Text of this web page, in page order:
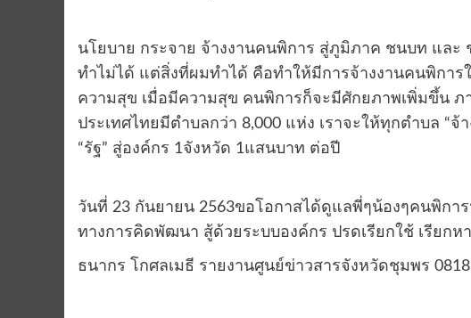
นโยบาย กระจาย จ้างงานคนพิการ สู่ภูมิภาค ชนบท แล
ทำไม่ได้ แต่สิ่งที่ผมทำได้ คือทำให้มีการจ้างงานคนพิการ
ความสุข เมื่อมีความสุข คนพิการก็จะมีศักยภาพเพิ่มขึ้น ภ
ประเทศไทยมีตำบลกว่า 8,000 แห่ง เราจะให้ทุกตำบล “
“รัฐ” สู่องค์กร 1จังหวัด 1แสนบาท ต่อปี
วันที่ 23 กันยายน 2563ขอโอกาสได้ดูแลพี่ๆน้องๆคนพิกา
ทางการคิดพัฒนา สู้ด้วยระบบองค์กร ปรดเรียกใช้ เรียก
ธนากร โกศลเมธี รายงานศูนย์ข่าวสารจังหวัดชุมพร